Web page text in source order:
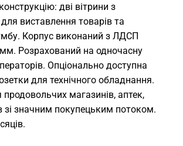
дві вітрини з
виставлення товарів та
Корпус виконаний з ЛДСП
Розрахований на одночасну
Опціонально доступна
для технічного обладнання.
продовольчих магазинів, аптек,
зі значним покупецьким потоком.